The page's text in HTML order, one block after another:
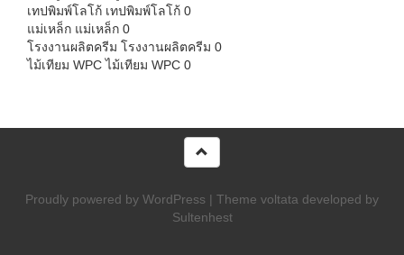
เทปพิมพ์โลโก้ เทปพิมพ์โลโก้ 0
แม่เหล็ก แม่เหล็ก 0
โรงงานผลิตครีม โรงงานผลิตครีม 0
ไม้เทียม WPCไม้เทียม WPC 0
Proudly powered by WordPress | Theme voltata developed by
Sultenhest